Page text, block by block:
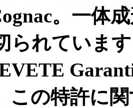
。一体
られていま
この特許に